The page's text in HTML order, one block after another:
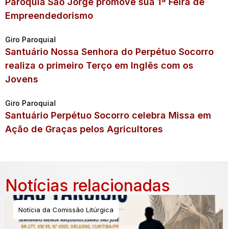
Empreendedorismo
Giro Paroquial
Santuário Nossa Senhora do Perpétuo Socorro
realiza o primeiro Terço em Inglês com os
Jovens
Giro Paroquial
Santuário Perpétuo Socorro celebra Missa em
Ação de Graças pelos Agricultores
Notícias relacionadas
Notícia da Comissão Litúrgica